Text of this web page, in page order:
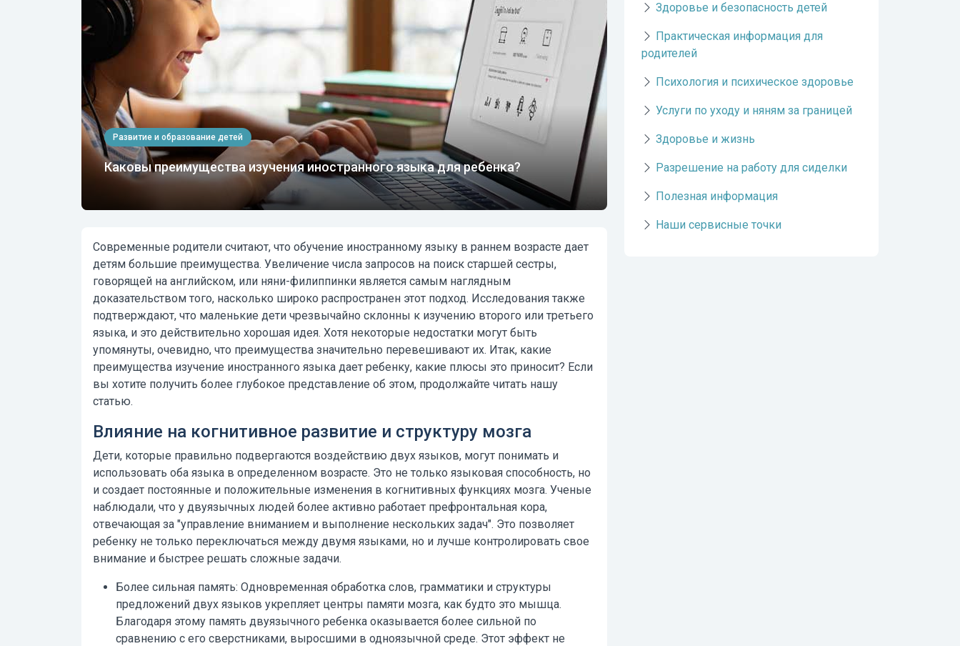
Развитие и образование детей
Каковы преимущества изучения иностранного языка для ребенка?
Современные родители считают, что обучение иностранному языку в раннем возрасте дает
детям большие преимущества. Увеличение числа запросов на поиск старшей сестры,
говорящей на английском, или няни-филиппинки является самым наглядным
доказательством того, насколько широко распространен этот подход. Исследования также
подтверждают, что маленькие дети чрезвычайно склонны к изучению второго или третьего
языка, и это действительно хорошая идея. Хотя некоторые недостатки могут быть
упомянуты, очевидно, что преимущества значительно перевешивают их. Итак, какие
преимущества изучение иностранного языка дает ребенку, какие плюсы это приносит? Если
вы хотите получить более глубокое представление об этом, продолжайте читать нашу
статью.
Влияние на когнитивное развитие и структуру мозга
Дети, которые правильно подвергаются воздействию двух языков, могут понимать и
использовать оба языка в определенном возрасте. Это не только языковая способность, но
и создает постоянные и положительные изменения в когнитивных функциях мозга. Ученые
наблюдали, что у двуязычных людей более активно работает префронтальная кора,
отвечающая за "управление вниманием и выполнение нескольких задач". Это позволяет
ребенку не только переключаться между двумя языками, но и лучше контролировать свое
внимание и быстрее решать сложные задачи.
Более сильная память: Одновременная обработка слов, грамматики и структуры
предложений двух языков укрепляет центры памяти мозга, как будто это мышца.
Благодаря этому память двуязычного ребенка оказывается более сильной по
сравнению с его сверстниками, выросшими в одноязычной среде. Этот эффект не
Здоровье и безопасность детей
Практическая информация для
родителей
Психология и психическое здоровье
Услуги по уходу и няням за границей
Здоровье и жизнь
Разрешение на работу для сиделки
Полезная информация
Наши сервисные точки